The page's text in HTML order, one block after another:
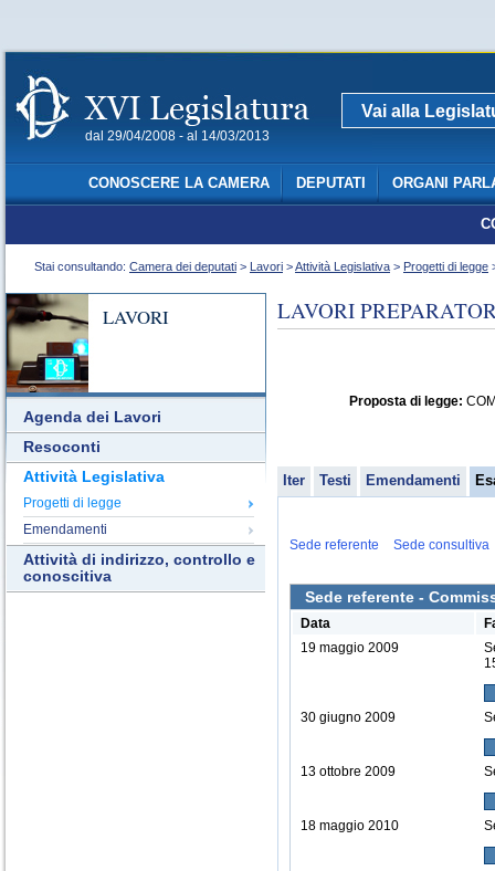
dal 29/04/2008 - al 14/03/2013
Vai alla
CONOSCERE LA CAMERA DEPUTATI ORGANI
Stai consultando: Camera dei deputati > Lavori >Attività Legislativa > Progetti di legge
LAVORI
Agenda dei Lavori
Resoconti
Attività Legislativa
Progetti di legge
Emendamenti
Attività di indirizzo, controllo e
conoscitiva
LAVORI
Proposta di legge:
Iter Testi Emendamenti
Sede referente Sede consultiva
Sede referente -
Data
19 maggio 2009
30 giugno 2009
13 ottobre 2009
18 maggio 2010